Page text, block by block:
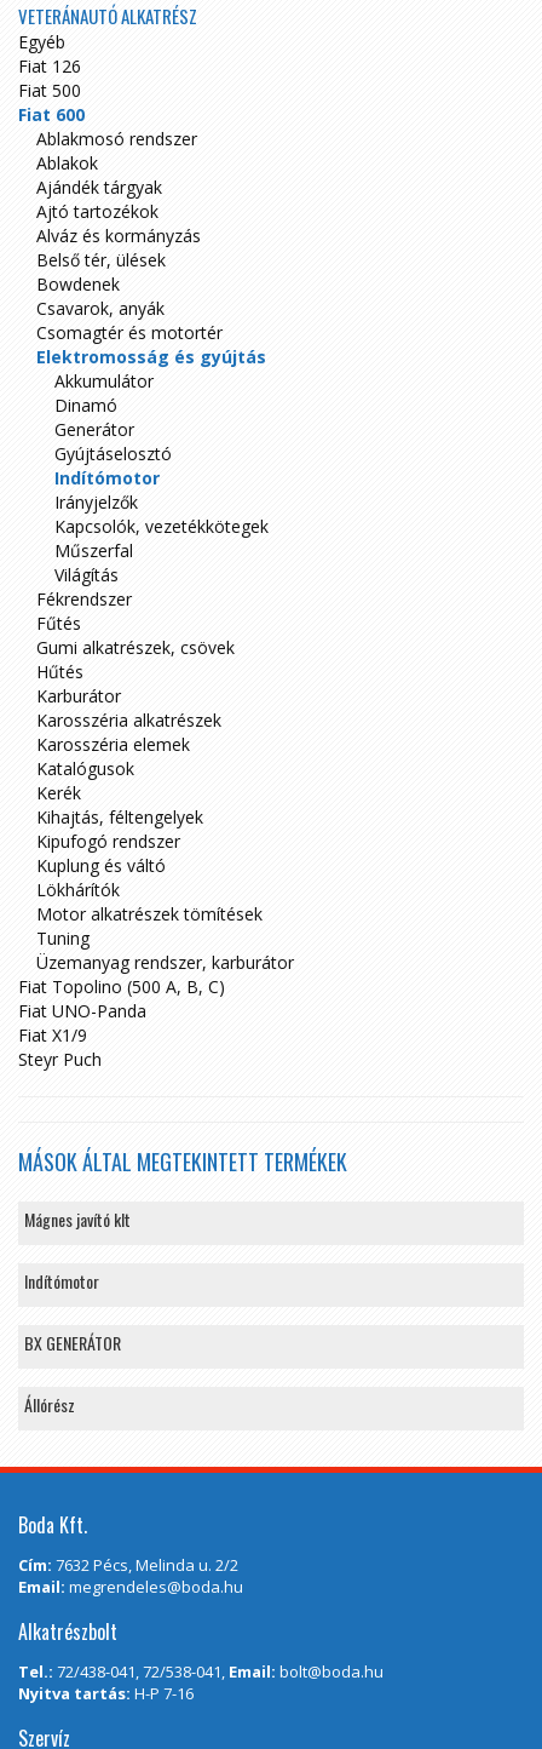
VETERÁNAUTÓ ALKATRÉSZ
Egyéb
Fiat 126
Fiat 500
Fiat 600
Ablakmosó rendszer
Ablakok
Ajándék tárgyak
Ajtó tartozékok
Alváz és kormányzás
Belső tér, ülések
Bowdenek
Csavarok, anyák
Csomagtér és motortér
Elektromosság és gyújtás
Akkumulátor
Dinamó
Generátor
Gyújtáselosztó
Indítómotor
Irányjelzők
Kapcsolók, vezetékkötegek
Műszerfal
Világítás
Fékrendszer
Fűtés
Gumi alkatrészek, csövek
Hűtés
Karburátor
Karosszéria alkatrészek
Karosszéria elemek
Katalógusok
Kerék
Kihajtás, féltengelyek
Kipufogó rendszer
Kuplung és váltó
Lökhárítók
Motor alkatrészek tömítések
Tuning
Üzemanyag rendszer, karburátor
Fiat Topolino (500 A, B, C)
Fiat UNO-Panda
Fiat X1/9
Steyr Puch
MÁSOK ÁLTAL MEGTEKINTETT TERMÉKEK
Mágnes javító klt
Indítómotor
BX GENERÁTOR
Állórész
Boda Kft.
Cím: 7632 Pécs, Melinda u. 2/2
Email: megrendeles@boda.hu
Alkatrészbolt
Tel.: 72/438-041, 72/538-041, Email: bolt@boda.hu
Nyitva tartás: H-P 7-16
Szervíz